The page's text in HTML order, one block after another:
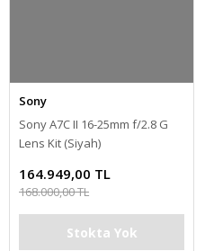
Sony
Sony A7C II 16-25mm f/2.8 G
Lens Kit (Siyah)
164.949,00 TL
168.000,00 TL
Stokta Yok